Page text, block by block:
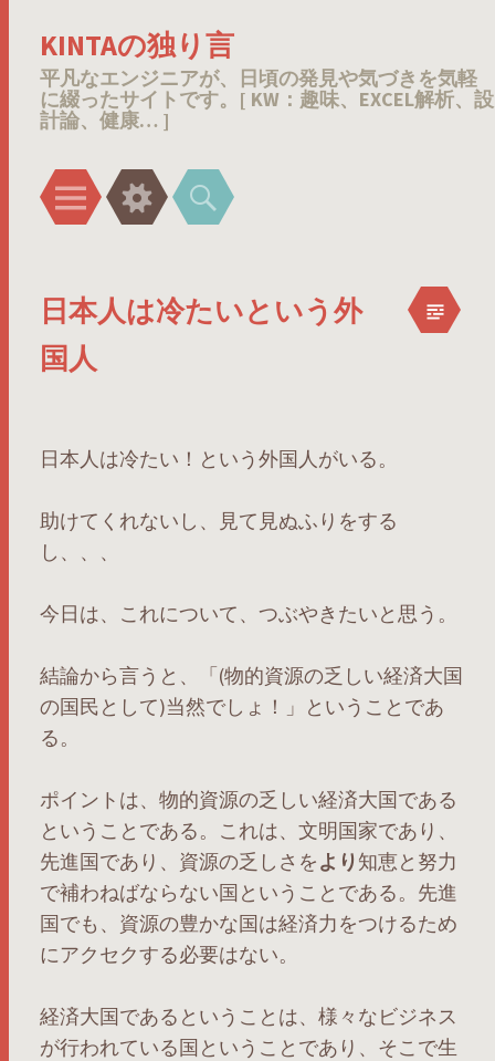
KINTAの独り言
平凡なエンジニアが、日頃の発見や気づきを気軽
に綴ったサイトです。[ KW：趣味、EXCEL解析、設
計論、健康… ]
メ
ニ
ウ
ィ
ッ
検
索
日本人は冷たいという外
国人
日本人は冷たい！という外国人がいる。
助けてくれないし、見て見ぬふりをする
し、、、
今日は、これについて、つぶやきたいと思う。
結論から言うと、「(物的資源の乏しい経済大国
の国民として)当然でしょ！」ということであ
る。
ポイントは、物的資源の乏しい経済大国である
ということである。これは、文明国家であり、
先進国であり、資源の乏しさをより知恵と努力
で補わねばならない国ということである。先進
国でも、資源の豊かな国は経済力をつけるため
にアクセクする必要はない。
経済大国であるということは、様々なビジネス
が行われている国ということであり、そこで生